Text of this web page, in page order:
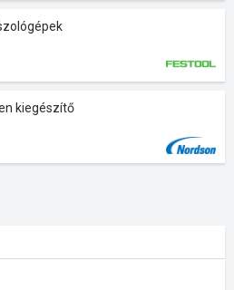
kiegészítő